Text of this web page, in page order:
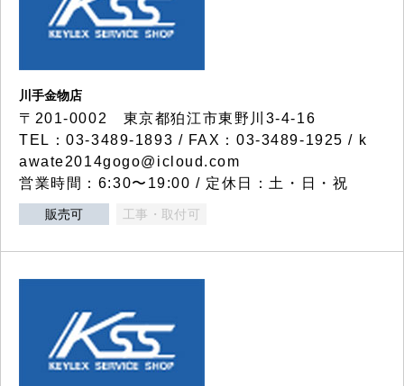
川手金物店
〒201-0002 東京都狛江市東野川3-4-16
TEL：03-3489-1893 / FAX：03-3489-1925 / k
awate2014gogo@icloud.com
営業時間：6:30〜19:00 / 定休日：土・日・祝
販売可 工事・取付可